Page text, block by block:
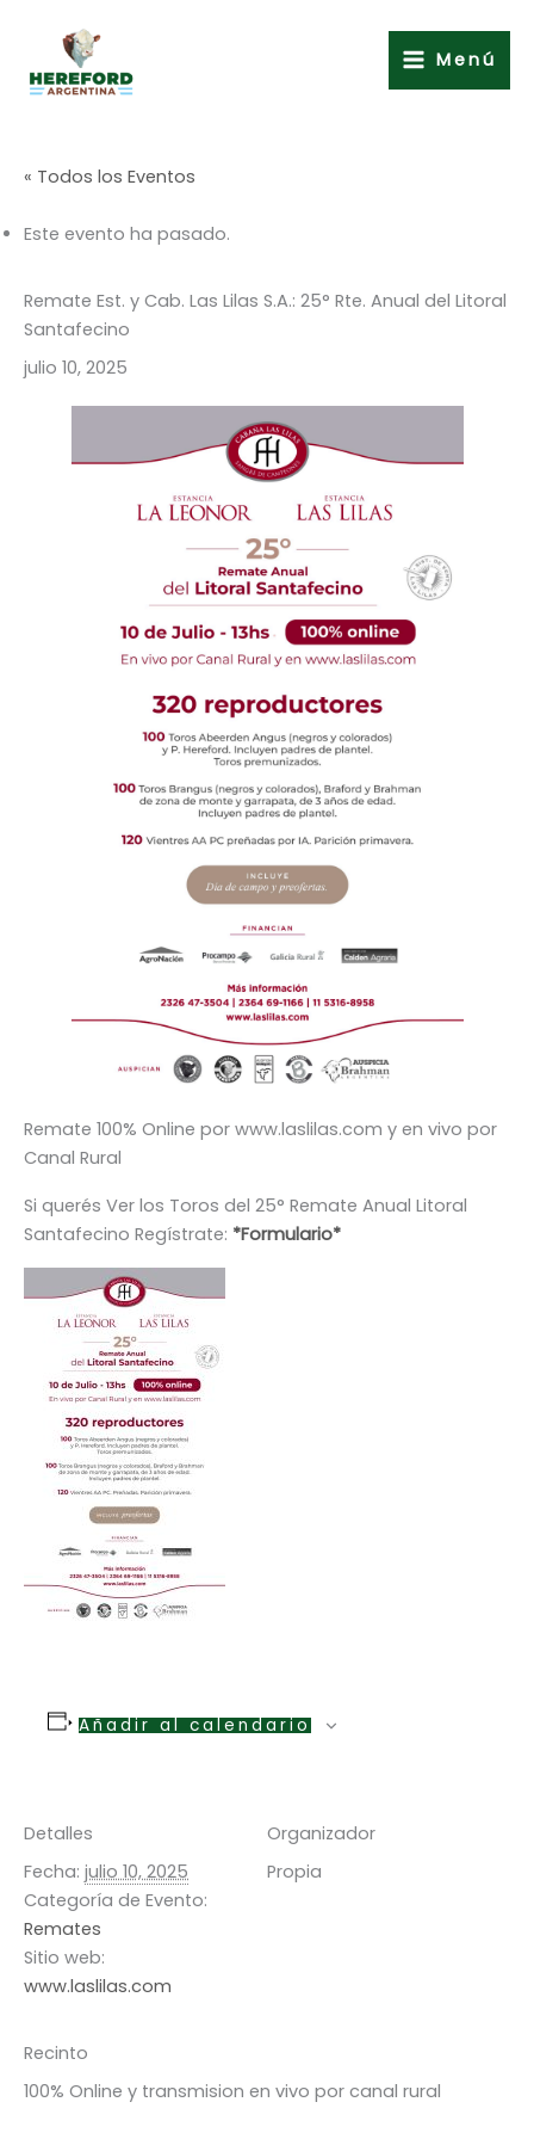
contenido
Menú
« Todos los Eventos
Este evento ha pasado.
Remate Est. y Cab. Las Lilas S.A.: 25° Rte. Anual del Litoral
Santafecino
julio 10, 2025
Remate 100% Online por www.laslilas.com y en vivo por
Canal Rural
Si querés Ver los Toros del 25° Remate Anual Litoral
Santafecino Regístrate: *Formulario*
Añadir al calendario
Detalles
Fecha: julio 10, 2025
Categoría de Evento:
Remates
Sitio web:
www.laslilas.com
Organizador
Propia
Recinto
100% Online y transmision en vivo por canal rural